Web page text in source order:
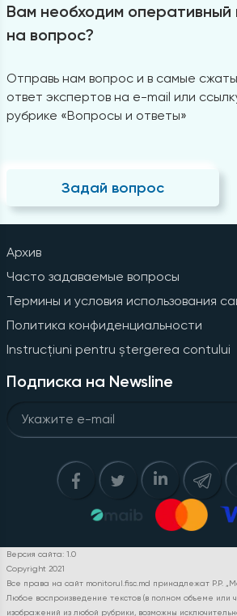
Вам необходим оперативный
на вопрос?
Отправь нам вопрос и в самые
ответ экспертов на e-mail или
рубрике «Вопросы и ответы»
Задай вопрос
Архив
Часто задаваемые вопросы
Термины и условия использования
Политика конфиденциальности
Instrucțiuni pentru ștergerea contului
Подписка на Newsline
Версия сайта: 1.0
Copyright 2021
Все права на сайт monitorul.fisc.md принадлежат P.P.
Любое воспроизведение текстов (в полном объеме или
изображений из любой рубрики, возможны